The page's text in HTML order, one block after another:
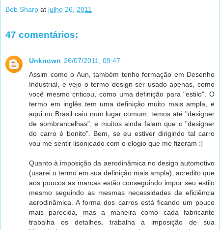
Bob Sharp at julho 26, 2011
47 comentários:
Unknown 26/07/2011, 09:47
Assim como o Aun, também tenho formação em Desenho
Industrial, e vejo o termo design ser usado apenas, como
você mesmo criticou, como uma definição para "estilo". O
termo em inglês tem uma definição muito mais ampla, e
aqui no Brasil caiu num lugar comum, temos até "designer
de sombrancelhas", e muitos ainda falam que o "designer
do carro é bonito". Bem, se eu estiver dirigindo tal carro
vou me sentir lisonjeado com o elogio que me fizeram :]
Quanto à imposição da aerodinâmica no design automotivo
(usarei o termo em sua definição mais ampla), acredito que
aos poucos as marcas estão conseguindo impor seu estilo
mesmo seguindo as mesmas necessidades de eficiência
aerodinâmica. A forma dos carros está ficando um pouco
mais parecida, mas a maneira como cada fabricante
trabalha os detalhes, trabalha a imposição de sua